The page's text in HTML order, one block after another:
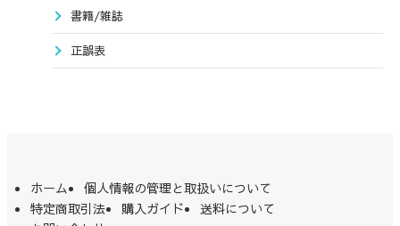
書籍/雑誌
正誤表
ホーム
個人情報の管理と取扱いについて
特定商取引法
購入ガイド
送料について